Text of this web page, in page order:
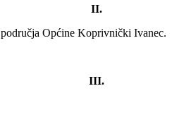
II.
područja Općine Koprivnički Ivanec.
III.